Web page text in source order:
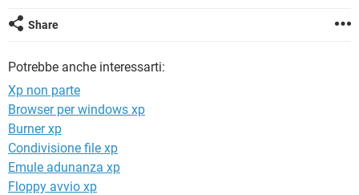
Share
Potrebbe anche interessarti:
Xp non parte
Browser per windows xp
Burner xp
Condivisione file xp
Emule adunanza xp
Floppy avvio xp